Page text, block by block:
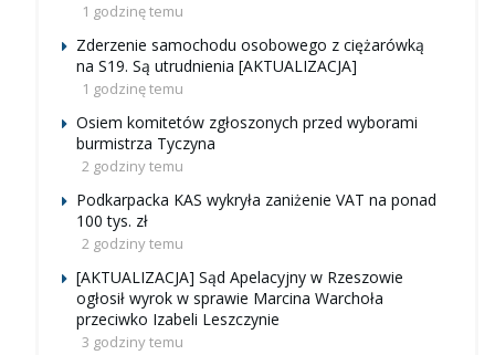
1 godzinę temu
Zderzenie samochodu osobowego z ciężarówką
na S19. Są utrudnienia [AKTUALIZACJA]
1 godzinę temu
Osiem komitetów zgłoszonych przed wyborami
burmistrza Tyczyna
2 godziny temu
Podkarpacka KAS wykryła zaniżenie VAT na ponad
100 tys. zł
2 godziny temu
[AKTUALIZACJA] Sąd Apelacyjny w Rzeszowie
ogłosił wyrok w sprawie Marcina Warchoła
przeciwko Izabeli Leszczynie
3 godziny temu